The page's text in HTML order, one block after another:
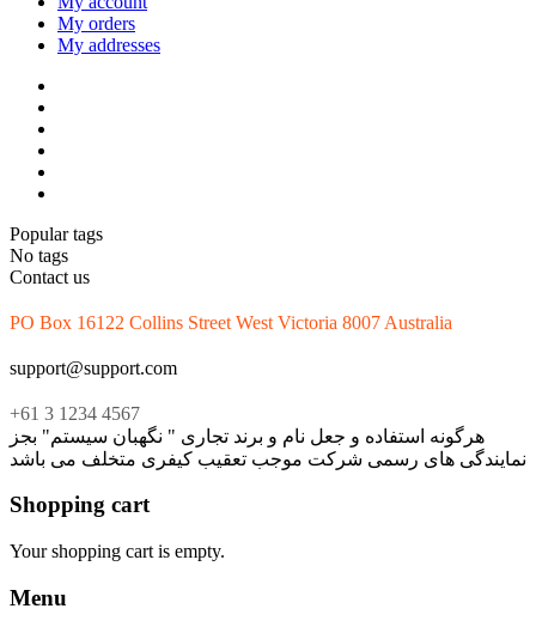
My orders
My addresses
Popular tags
No tags
Contact us
PO Box 16122 Collins Street West Victoria 8007 Australia
support@support.com
+61 3 1234 4567
هرگونه استفاده و جعل نام و برند تجاری " نگهبان سیستم" بجز
نمایندگی های رسمی شرکت موجب تعقیب کیفری متخلف می باشد
Shopping cart
Your shopping cart is empty.
Menu